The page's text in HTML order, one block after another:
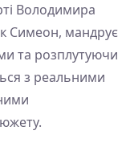
Володимира
Симеон, мандрує
та розплутуючи
з реальними